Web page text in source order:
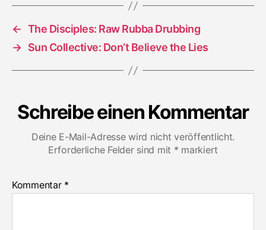
← The Disciples: Raw Rubba Drubbing
→ Sun Collective: Don’t Believe the Lies
Schreibe einen Kommentar
Deine E-Mail-Adresse wird nicht veröffentlicht.
Erforderliche Felder sind mit * markiert
Kommentar *